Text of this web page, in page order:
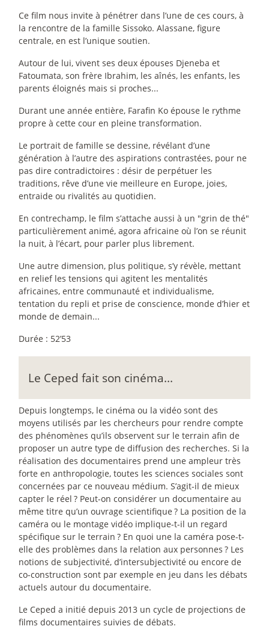
Ce film nous invite à pénétrer dans l’une de ces cours, à
la rencontre de la famille Sissoko. Alassane, figure
centrale, en est l’unique soutien.
Autour de lui, vivent ses deux épouses Djeneba et
Fatoumata, son frère Ibrahim, les aînés, les enfants, les
parents éloignés mais si proches...
Durant une année entière, Farafin Ko épouse le rythme
propre à cette cour en pleine transformation.
Le portrait de famille se dessine, révélant d’une
génération à l’autre des aspirations contrastées, pour ne
pas dire contradictoires : désir de perpétuer les
traditions, rêve d’une vie meilleure en Europe, joies,
entraide ou rivalités au quotidien.
En contrechamp, le film s’attache aussi à un "grin de thé"
particulièrement animé, agora africaine où l’on se réunit
la nuit, à l’écart, pour parler plus librement.
Une autre dimension, plus politique, s’y révèle, mettant
en relief les tensions qui agitent les mentalités
africaines, entre communauté et individualisme,
tentation du repli et prise de conscience, monde d’hier et
monde de demain...
Durée : 52’53
Le Ceped fait son cinéma...
Depuis longtemps, le cinéma ou la vidéo sont des
moyens utilisés par les chercheurs pour rendre compte
des phénomènes qu’ils observent sur le terrain afin de
proposer un autre type de diffusion des recherches. Si la
réalisation des documentaires prend une ampleur très
forte en anthropologie, toutes les sciences sociales sont
concernées par ce nouveau médium. S’agit-il de mieux
capter le réel ? Peut-on considérer un documentaire au
même titre qu’un ouvrage scientifique ? La position de la
caméra ou le montage vidéo implique-t-il un regard
spécifique sur le terrain ? En quoi une la caméra pose-t-
elle des problèmes dans la relation aux personnes ? Les
notions de subjectivité, d’intersubjectivité ou encore de
co-construction sont par exemple en jeu dans les débats
actuels autour du documentaire.
Le Ceped a initié depuis 2013 un cycle de projections de
films documentaires suivies de débats.